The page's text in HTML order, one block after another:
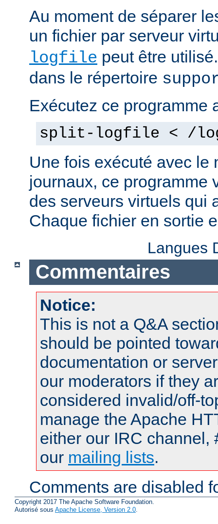
Au moment de séparer
un fichier par serveur
logfile peut être
dans le répertoire
Exécutez ce programme
split-logfile < /
Une fois exécuté avec le
journaux, ce programme
des serveurs virtuels qui
Chaque fichier en sortie
Langues
Commentaires
Notice:
This is not a Q&A
should be pointed
documentation or
our moderators if they
considered invalid/off-
manage the Apache
either our IRC channel,
our mailing lists.
Comments are disabled
Copyright 2017 The Apache Software Foundation.
Autorisé sous Apache License, Version 2.0.